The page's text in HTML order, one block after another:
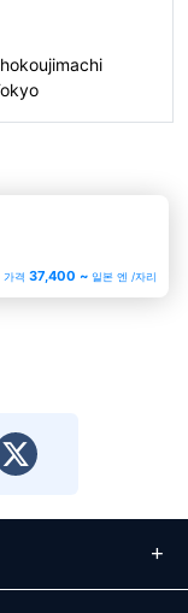
가격 37,400 ~ 일본 엔 /자리